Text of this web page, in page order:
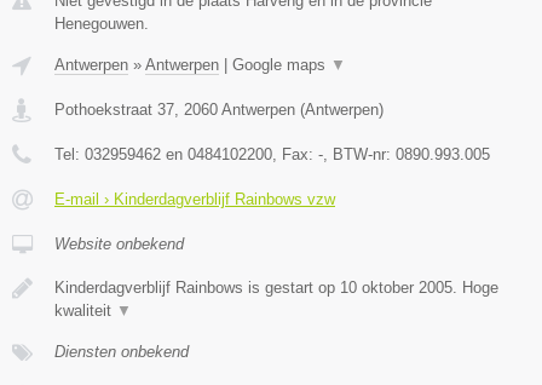
Henegouwen.
Antwerpen » Antwerpen Google maps ▼
Pothoekstraat 37, 2060 Antwerpen (Antwerpen)
Tel: 032959462 en 0484102200, Fax: -, BTW-nr: 0890.993.005
E-mail › Kinderdagverblijf Rainbows vzw
Website onbekend
Kinderdagverblijf Rainbows is gestart op 10 oktober 2005. Hoge
kwaliteit ▼
Diensten onbekend